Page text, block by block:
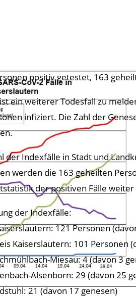
positiv getestet, 163
ein weiterer Todesfall zu
infiziert. Die Zahl der
der Indexfälle in Stadt und
werden die 163 geheilten
der positiven Fälle
der Indexfälle:
121 Personen
Kaiserslautern: 101 Personen
Miesau: 4 (davon 3
Alsenborn: 29 (davon 25
21 (davon 17 genesen)